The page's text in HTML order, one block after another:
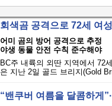
회색곰 공격으로 72세 여
어미 곰의 방어 공격으로 추정
야생 동물 안전 수칙 준수해야
BC주 내륙의 외딴 지역에서 72
은 지난 2일 골드 브리지(Gold
“밴쿠버 여름을 달콤하게